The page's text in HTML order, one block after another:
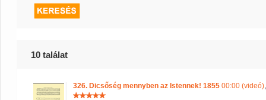
10 találat
326. Dicsőség mennyben az Istennek! 1855 00:00 (videó)